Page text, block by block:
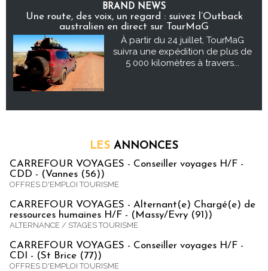
BRAND NEWS
Une route, des voix, un regard : suivez l’Outback
australien en direct sur TourMaG
À partir du 24 juillet, TourMaG
suivra une expédition de plus de
5 000 kilomètres à travers...
LES ANNONCES
CARREFOUR VOYAGES - Conseiller voyages H/F -
CDD - (Vannes (56))
OFFRES D'EMPLOI TOURISME
CARREFOUR VOYAGES - Alternant(e) Chargé(e) de
ressources humaines H/F - (Massy/Evry (91))
ALTERNANCE / STAGES TOURISME
CARREFOUR VOYAGES - Conseiller voyages H/F -
CDI - (St Brice (77))
OFFRES D'EMPLOI TOURISME